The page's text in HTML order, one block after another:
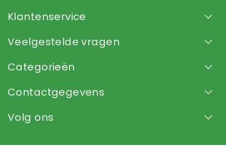
Klantenservice
Veelgestelde vragen
Categorieën
Contactgegevens
Volg ons